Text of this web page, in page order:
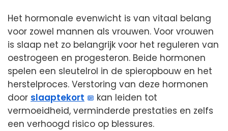
Het hormonale evenwicht is van vitaal belang
voor zowel mannen als vrouwen. Voor vrouwen
is slaap net zo belangrijk voor het reguleren van
oestrogeen en progesteron. Beide hormonen
spelen een sleutelrol in de spieropbouw en het
herstelproces. Verstoring van deze hormonen
door slaaptekort
kan leiden tot
vermoeidheid, verminderde prestaties en zelfs
een verhoogd risico op blessures.